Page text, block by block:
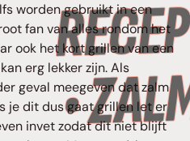
worden gebruikt in een
fan van alles rondom het
ook het kort grillen van een
erg lekker zijn. Als
geval meegeven dat zalm
je dit dus gaat grillen let er
invet zodat dit niet blijft